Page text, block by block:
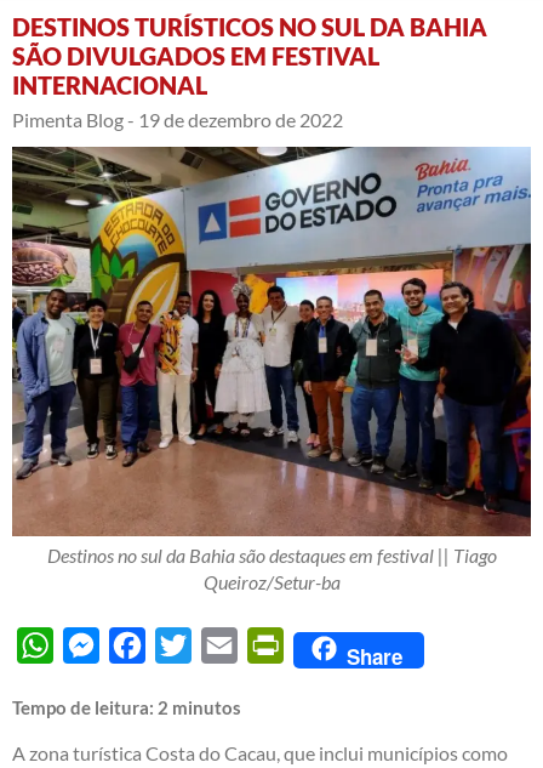
DESTINOS TURÍSTICOS NO SUL DA BAHIA
SÃO DIVULGADOS EM FESTIVAL
INTERNACIONAL
Pimenta Blog - 19 de dezembro de 2022
Destinos no sul da Bahia são destaques em festival || Tiago
Queiroz/Setur-ba
WhatsAppMessengerFacebook
Twitter Email PrintFriendly
Share
Tempo de leitura: 2 minutos
A zona turística Costa do Cacau, que inclui municípios como